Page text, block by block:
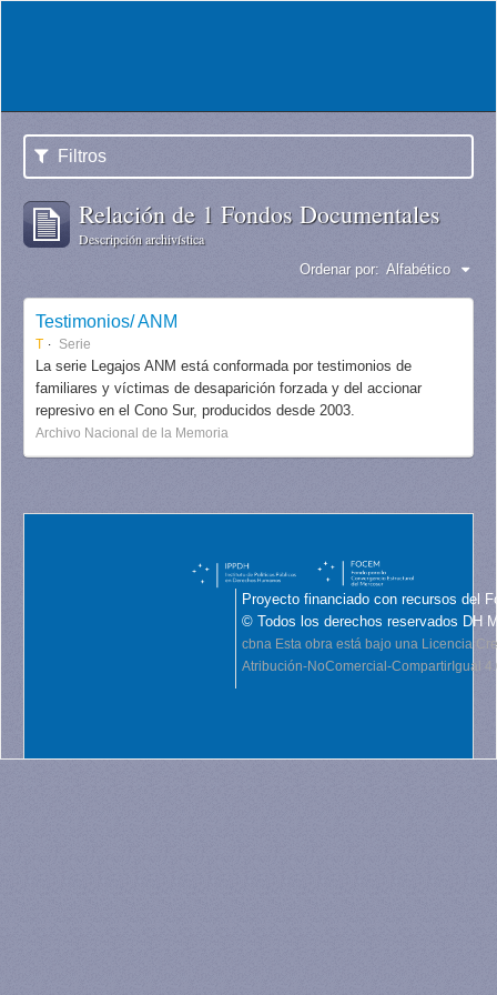
Filtros
Relación de 1 Fondos Documentales
Descripción archivística
Ordenar por: Alfabético
Testimonios/ ANM
T Serie
La serie Legajos ANM está conformada por testimonios de
familiares y víctimas de desaparición forzada y del accionar
represivo en el Cono Sur, producidos desde 2003.
Archivo Nacional de la Memoria
Proyecto financiado con recursos del
© Todos los derechos reservados DH
cbna Esta obra está bajo una Licencia
Atribución-NoComercial-CompartirIgual